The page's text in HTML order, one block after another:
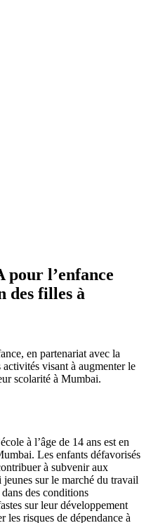
pour l’enfance
des filles à
en partenariat avec la
visant à augmenter le
scolarité à Mumbai.
à l’âge de 14 ans est en
Les enfants défavorisés
à subvenir aux
sur le marché du travail
des conditions
sur leur développement
les risques de dépendance à